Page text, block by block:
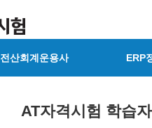
전산회계운용사 ERP
AT자격시험 학습